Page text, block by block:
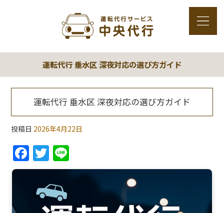
運転代行 垂水区 深夜対応の選び方ガイド
運転代行 垂水区 深夜対応の選び方ガイド
投稿日 2026年4月22日
F
a
c
e
T
w
itt
er
n